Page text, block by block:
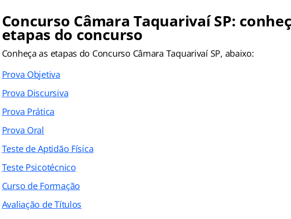
Concurso Câmara Taquarivaí SP:
etapas do concurso
Conheça as etapas do Concurso Câmara Taquarivaí SP, abaixo:
Prova Objetiva
Prova Discursiva
Prova Prática
Prova Oral
Teste de Aptidão Física
Teste Psicotécnico
Curso de Formação
Avaliação de Títulos